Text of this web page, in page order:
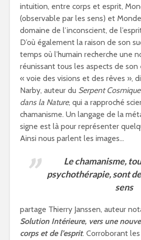
intuition, entre corps et esprit,
(observable par les sens) et
domaine de l’inconscient, de
D’où également la raison de son
temps où l’humain recherche une
réunissant tous les aspects de son
« voie des visions et des rêves »,
Narby, auteur du Serpent Cosmique
dans la Nature, qui a rapproché
chamanisme. Un langage de la
signe est là pour représenter
Ainsi nous parlent les images…
Le chamanisme,
psychothérapie, sont
sens
partage Thierry Janssen, auteur
Solution Intérieure, vers une
corps et de l’esprit. Corroborant